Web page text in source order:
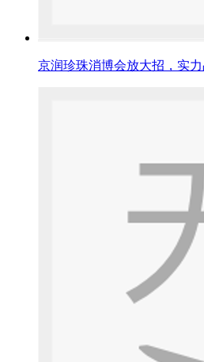
京润珍珠消博会放大招，实